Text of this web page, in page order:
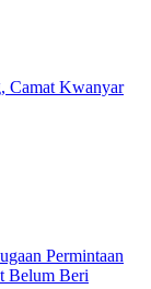
Camat Kwanyar
Permintaan
Belum Beri